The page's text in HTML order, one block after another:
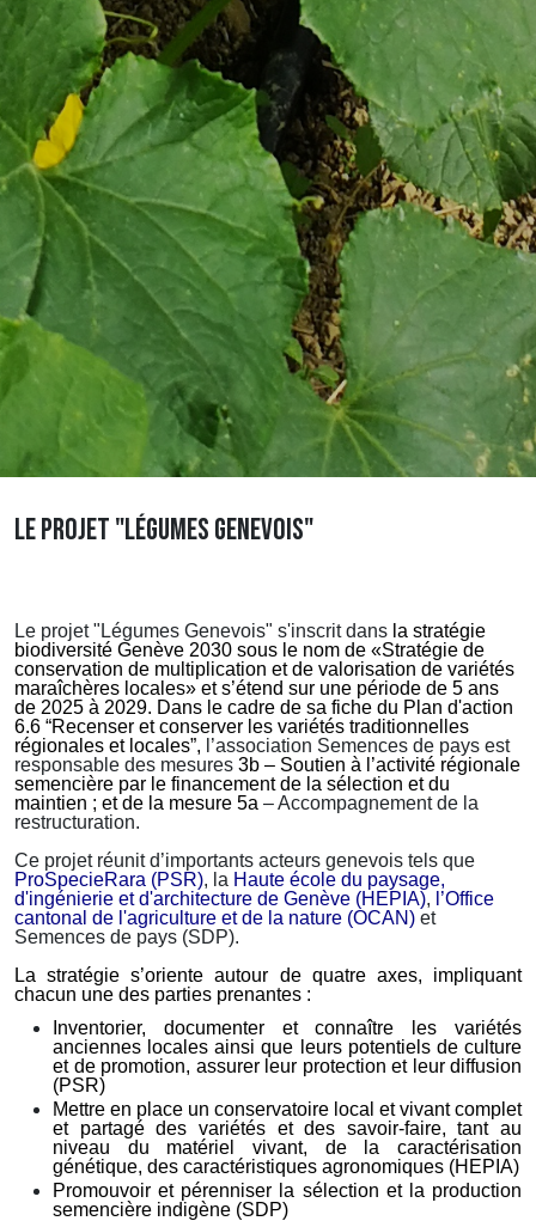
LE PROJET "LÉGUMES GENEVOIS"
Le projet "Légumes Genevois" s'inscrit dans la stratégie
biodiversité Genève 2030 sous le nom de «Stratégie de
conservation de multiplication et de valorisation de variétés
maraîchères locales» et s’étend sur une période de 5 ans
de 2025 à 2029. Dans le cadre de sa fiche du Plan d'action
6.6 “Recenser et conserver les variétés traditionnelles
régionales et locales”, l’association Semences de pays est
responsable des mesures 3b – Soutien à l’activité régionale
semencière par le financement de l a sélection et du
maintien ; et de la mesure 5a – Accompagnement de la
restructuration.
Ce projet réunit d’importants acteurs genevois tels que
ProSpecieRara (PSR), la Haute école du paysage,
d'ingénierie et d'architecture de Genève (HEPIA), l’Office
cantonal de l'agriculture et de la nature (OCAN) et
Semences de pays (SDP).
La stratégie s’oriente autour de quatre axes, impliquant
chacun une des parties prenantes :
Inventorier, documenter et connaître les variétés
anciennes locales ainsi que leurs potentiels de culture
et de promotion, assurer leur protection et leur diffusion
(PSR)
Mettre en place un conservatoire local et vivant complet
et partagé des variétés et des savoir-faire, tant au
niveau du matériel vivant, de la caractérisation
génétique, des caractéristiques agronomiques (HEPIA)
Promouvoir et pérenniser la sélection et la production
semencière indigène (SDP)